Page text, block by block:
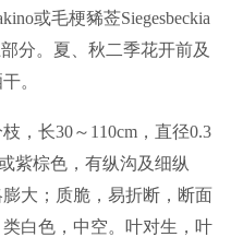
或毛梗豨莶Siegesbeckia
部分。夏、秋二季花开前及
。
，长30～110cm，直径0.3
紫棕色，有纵沟及细纵
大；质脆，易折断，断面
白色，中空。叶对生，叶